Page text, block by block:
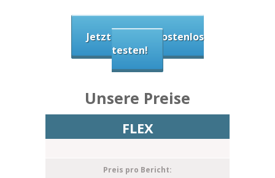
Jetzt 14 Tage kostenlos
testen!
Unsere Preise
FLEX